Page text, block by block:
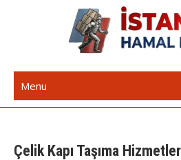
İstanbul Günlük
Arıyorum
Menu
Çelik Kapı Taşıma